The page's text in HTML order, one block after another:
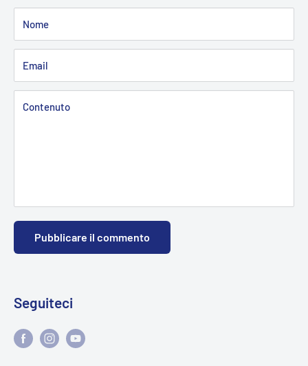
Nome
Email
Contenuto
Pubblicare il commento
Seguiteci